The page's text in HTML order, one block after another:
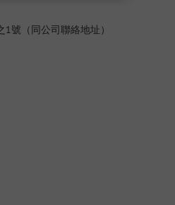
號（同公司聯絡地址）